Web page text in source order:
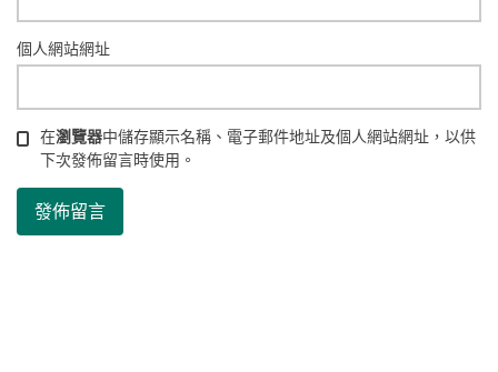
個人網站網址
在瀏覽器中儲存顯示名稱、電子郵件地址及個人網站網址，以供
下次發佈留言時使用。